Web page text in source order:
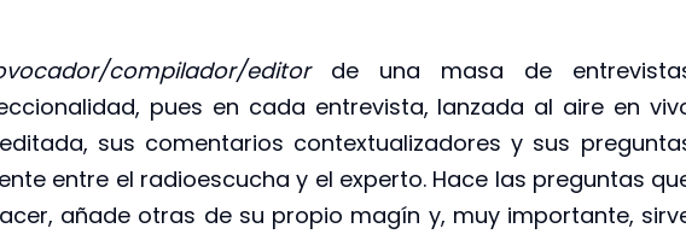
compilador/editorde una masa de
pues en cada entrevista, lanzada al aire en
sus comentarios contextualizadores y sus
entre el radioescucha y el experto. Hace las preguntas
añade otras de su propio magín y, muy importante,